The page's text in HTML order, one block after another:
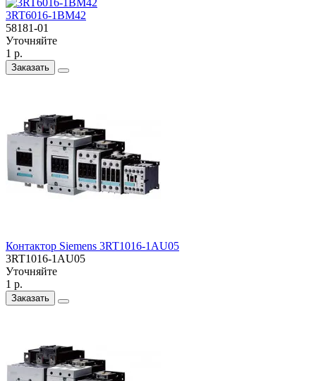
3RT6016-1BM42
58181-01
Уточняйте
1 р.
Заказать
Контактор Siemens 3RT1016-1AU05
3RT1016-1AU05
Уточняйте
1 р.
Заказать